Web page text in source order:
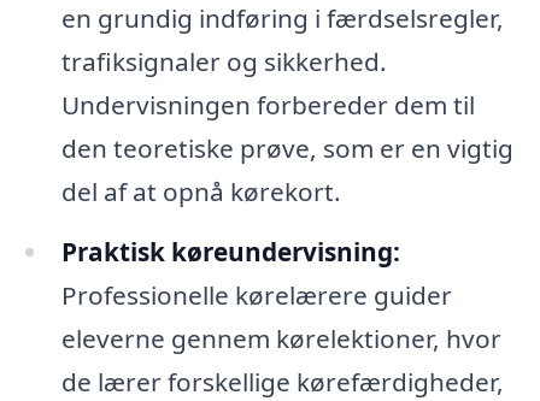
en grundig indføring i færdselsregler,
trafiksignaler og sikkerhed.
Undervisningen forbereder dem til
den teoretiske prøve, som er en vigtig
del af at opnå kørekort.
Praktisk køreundervisning:
Professionelle kørelærere guider
eleverne gennem kørelektioner, hvor
de lærer forskellige kørefærdigheder,